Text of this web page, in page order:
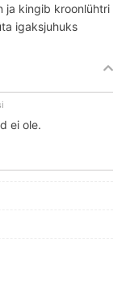
ja kingib kroonlühtri
igaksjuhuks
ei ole.